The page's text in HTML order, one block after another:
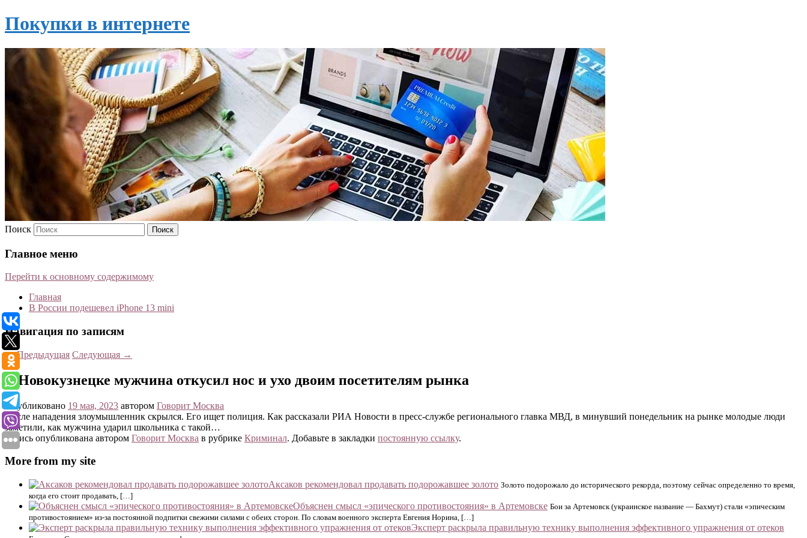
Покупки в интернете
Поиск
Главное меню
Перейти к основному содержимому
Главная
В России подешевел iPhone 13 mini
Навигация по записям
←Предыдущая Следующая →
В Новокузнецке мужчина откусил нос и ухо двоим посетителям рынка
Опубликовано 19 мая, 2023 автором Говорит Москва
После нападения злоумышленник скрылся. Его ищет полиция. Как рассказали РИА Новости в пресс-службе регионального главка МВД, в минувший понедельник на рынке молодые люди
заметили, как мужчина ударил школьника с такой…
Запись опубликована автором Говорит Москва в рубрике Криминал. Добавьте в закладки постоянную ссылку.
More from my site
Аксаков рекомендовал продавать подорожавшее золото Золото подорожало до исторического рекорда, поэтому сейчас определенно то время,
когда его стоит продавать, […]
Объяснен смысл «эпического противостояния» в Артемовске Бои за Артемовск (украинское название — Бахмут) стали «эпическим
противостоянием» из-за постоянной подпитки свежими силами с обеих сторон. По словам военного эксперта Евгения Норина, […]
Эксперт раскрыла правильную технику выполнения эффективного упражнения от отеков